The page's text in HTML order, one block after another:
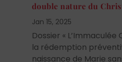
double nature du
Jan 15, 2025
Dossier «
la rédemption
naissance de Marie